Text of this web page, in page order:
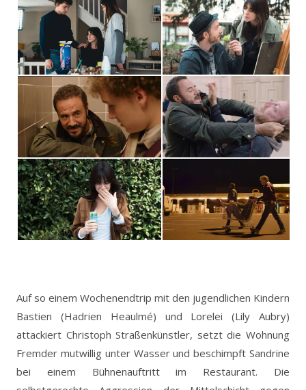
Auf so einem Wochenendtrip mit den jugendlichen Kindern
Bastien (Hadrien Heaulmé) und Lorelei (Lily Aubry)
attackiert Christoph Straßenkünstler, setzt die Wohnung
Fremder mutwillig unter Wasser und beschimpft Sandrine
bei einem Bühnenauftritt im Restaurant. Die